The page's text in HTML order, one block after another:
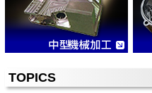
TOPICS